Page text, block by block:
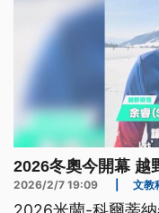
2026冬奧今開幕 越
2026/2/7 19:09 文教